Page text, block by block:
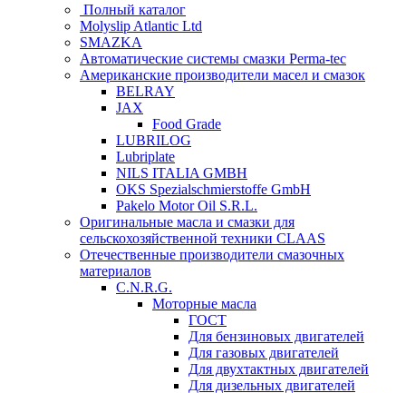
Полный каталог
Molyslip Atlantic Ltd
SMAZKA
Автоматические системы смазки Perma-tec
Американские производители масел и смазок
BELRAY
JAX
Food Grade
LUBRILOG
Lubriplate
NILS ITALIA GMBH
OKS Spezialschmierstoffe GmbH
Pakelo Motor Oil S.R.L.
Оригинальные масла и смазки для
сельскохозяйственной техники CLAAS
Отечественные производители смазочных
материалов
C.N.R.G.
Моторные масла
ГОСТ
Для бензиновых двигателей
Для газовых двигателей
Для двухтактных двигателей
Для дизельных двигателей